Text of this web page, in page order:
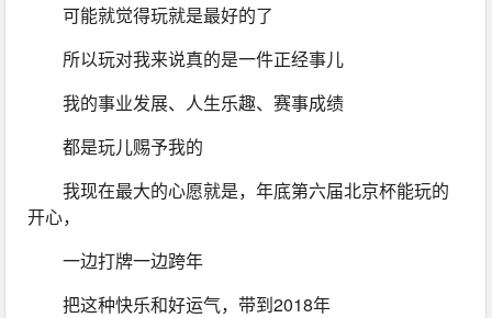
可能就觉得玩就是最好的了
所以玩对我来说真的是一件正经事儿
我的事业发展、人生乐趣、赛事成绩
都是玩儿赐予我的
我现在最大的心愿就是，年底第六届北京杯能玩的
开心，
一边打牌一边跨年
把这种快乐和好运气，带到2018年